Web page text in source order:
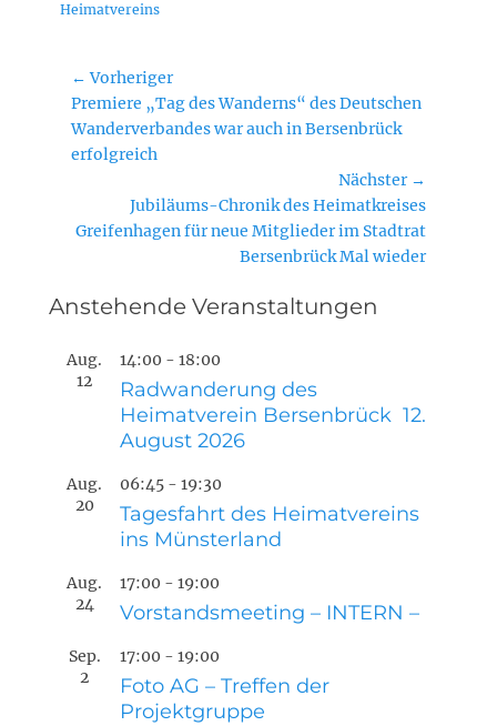
Heimatvereins
Beitragsnavigation
← Vorheriger
Vorheriger
Beitrag:
Premiere „Tag des Wanderns“ des Deutschen
Wanderverbandes war auch in Bersenbrück
erfolgreich
Nächster →
Nächster
Beitrag:
Jubiläums-Chronik des Heimatkreises
Greifenhagen für neue Mitglieder im Stadtrat
Bersenbrück Mal wieder
Anstehende Veranstaltungen
Aug.
12
14:00 - 18:00
Radwanderung des
Heimatverein Bersenbrück 12.
August 2026
Aug.
20
06:45 - 19:30
Tagesfahrt des Heimatvereins
ins Münsterland
Aug.
24
17:00 - 19:00
Vorstandsmeeting – INTERN –
Sep.
2
17:00 - 19:00
Foto AG – Treffen der
Projektgruppe